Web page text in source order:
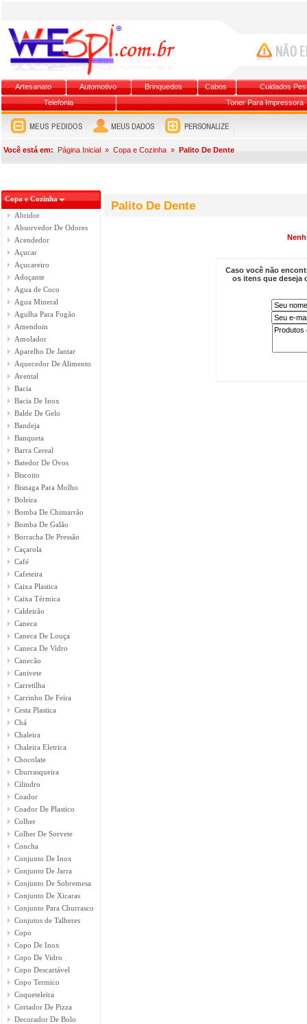
Artesanato Automotivo Brinquedos Cabos
Cuidados
Telefonia
Toner Para Impressora
Você está em: Página Inicial » Copa e Cozinha » Palito De Dente
Copa e Cozinha
Abridor
Absorvedor De Odores
Acendedor
Açucar
Açucareiro
Adoçante
Agua de Coco
Agua Mineral
Agulha Para Fogão
Amendoin
Amolador
Aparelho De Jantar
Aquecedor De Alimento
Avental
Bacia
Bacia De Inox
Balde De Gelo
Bandeja
Banqueta
Barra Cereal
Batedor De Ovos
Biscoito
Bisnaga Para Molho
Boleira
Bomba De Chimarrão
Bomba De Galão
Borracha De Pressão
Caçarola
Café
Cafeteira
Caixa Plastica
Caixa Térmica
Caldeirão
Caneca
Caneca De Louça
Caneca De Vidro
Canecão
Canivete
Carretilha
Carrinho De Feira
Cesta Plastica
Chá
Chaleira
Chaleira Eletrica
Chocolate
Churrasqueira
Cilindro
Coador
Coador De Plastico
Colher
Colher De Sorvete
Concha
Conjunto De Inox
Conjunto De Jarra
Conjunto De Sobremesa
Conjunto De Xicaras
Conjunto Para Churrasco
Conjutos de Talheres
Copo
Copo De Inox
Copo De Vidro
Copo Descartável
Copo Termico
Coqueteleira
Cortador De Pizza
Decorador De Bolo
Palito De Dente
Caso você não
os itens que deseja